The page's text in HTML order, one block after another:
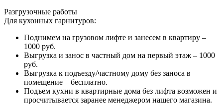
Разгрузочные работы
Для кухонных гарнитуров:
Поднимем на грузовом лифте и занесем в квартиру –
1000 руб.
Выгрузка и занос в частный дом на первый этаж – 1000
руб.
Выгрузка к подъезду/частному дому без заноса в
помещение – бесплатно.
Подъем кухни в квартирные дома без лифта возможен и
просчитывается заранее менеджером нашего магазина.